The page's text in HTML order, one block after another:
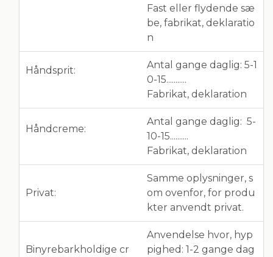
Fast eller flydende sæ
be, fabrikat, deklaratio
n
Håndsprit:
Antal gange daglig: 5-1
0-15...........
Fabrikat, deklaration
Håndcreme:
Antal gange daglig: 5-
10-15..........
Fabrikat, deklaration
Privat:
Samme oplysninger, s
om ovenfor, for produ
kter anvendt privat.
Binyrebarkholdige cr
Anvendelse hvor, hyp
pighed: 1-2 gange dag